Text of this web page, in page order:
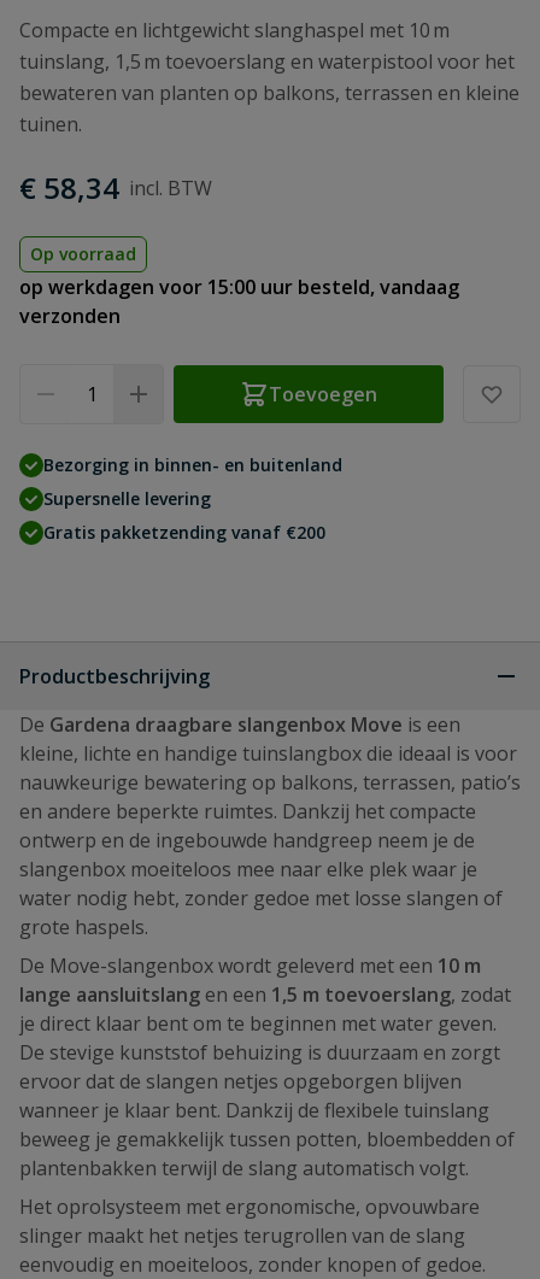
Compacte en lichtgewicht slanghaspel met 10 m
tuinslang, 1,5 m toevoerslang en waterpistool voor het
bewateren van planten op balkons, terrassen en kleine
tuinen.
€ 58,34
Op voorraad
op werkdagen voor 15:00 uur besteld, vandaag
verzonden
Toevoegen
Bezorging in binnen- en buitenland
Supersnelle levering
Gratis pakketzending vanaf €200
Productbeschrijving
De Gardena draagbare slangenbox Move is een
kleine, lichte en handige tuinslangbox die ideaal is voor
nauwkeurige bewatering op balkons, terrassen, patio’s
en andere beperkte ruimtes. Dankzij het compacte
ontwerp en de ingebouwde handgreep neem je de
slangenbox moeiteloos mee naar elke plek waar je
water nodig hebt, zonder gedoe met losse slangen of
grote haspels.
De Move-slangenbox wordt geleverd met een 10 m
lange aansluitslang en een 1,5 m toevoerslang, zodat
je direct klaar bent om te beginnen met water geven.
De stevige kunststof behuizing is duurzaam en zorgt
ervoor dat de slangen netjes opgeborgen blijven
wanneer je klaar bent. Dankzij de flexibele tuinslang
beweeg je gemakkelijk tussen potten, bloembedden of
plantenbakken terwijl de slang automatisch volgt.
Het oprolsysteem met ergonomische, opvouwbare
slinger maakt het netjes terugrollen van de slang
eenvoudig en moeiteloos, zonder knopen of gedoe.